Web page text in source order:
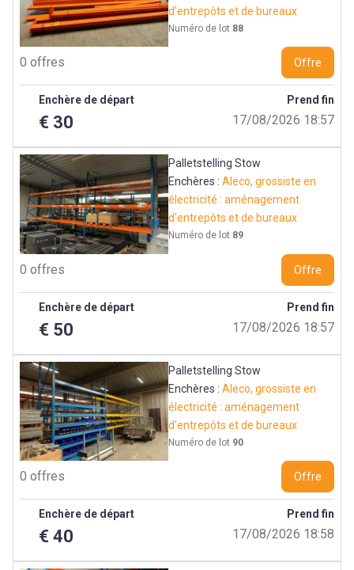
d'entrepôts et de bureaux
Numéro de lot 88
0 offres Offre
Prend fin
17/08/2026 18:57
Enchère de départ
€ 30
Palletstelling Stow
Enchères :Aleco, grossiste en
électricité : aménagement
d'entrepôts et de bureaux
Numéro de lot 89
0 offres Offre
Prend fin
17/08/2026 18:57
Enchère de départ
€ 50
Palletstelling Stow
Enchères :Aleco, grossiste en
électricité : aménagement
d'entrepôts et de bureaux
Numéro de lot 90
0 offres Offre
Prend fin
17/08/2026 18:58
Enchère de départ
€ 40